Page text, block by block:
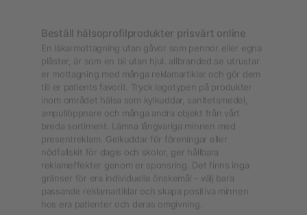
Beställ hälsoprofilprodukter prisvärt online
En läkarmottagning utan gåvor som pennor eller egna
plåster, är som en bil utan hjul. allbranded.se utrustar
er mottagning med många reklamartiklar och gör dem
till er patients favorit. Tryck logotypen på produkter
inom området hälsa som kylkuddar, sanitetsmedel,
ampullöppnare och många andra objekt från vårt
breda sortiment. Lämna långvariga minnen med
presentreklam. Gelkuddar för föreningar eller
nödfallskit för dagis och skolor, ger hållbara
reklameffekter genom er sponsring. Det finns inga
gränser för era individuella önskemål - välj bara
passande reklamartiklar och skapa positiva minnen
hos era patienter och deras omgivning.